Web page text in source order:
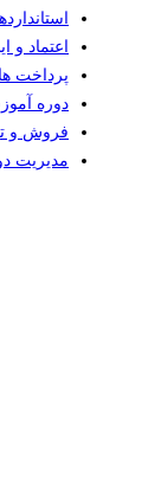
اعتماد و
پرداخت
دوره
فروش و
مدیریت